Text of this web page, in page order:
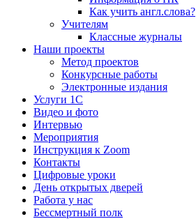
Как учить англ.слова?
Учителям
Классные журналы
Наши проекты
Метод проектов
Конкурсные работы
Электронные издания
Услуги 1C
Видео и фото
Интервью
Мероприятия
Инструкция к Zoom
Контакты
Цифровые уроки
День открытых дверей
Работа у нас
Бессмертный полк